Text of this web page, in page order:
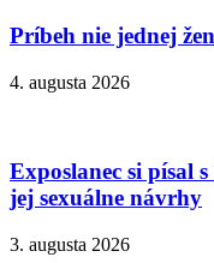
Príbeh nie jednej
4. augusta 2026
Exposlanec si písal
jej sexuálne návrhy
3. augusta 2026